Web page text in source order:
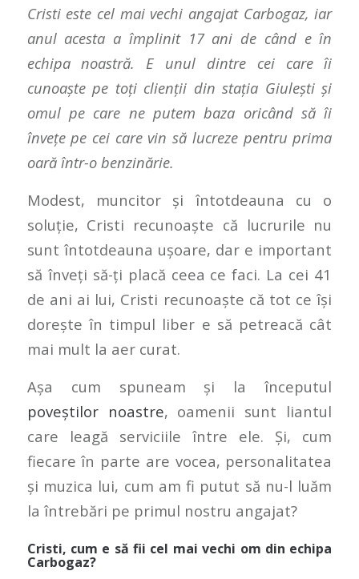
Cristi este cel mai vechi angajat Carbogaz, iar
anul acesta a împlinit 17 ani de când e în
echipa noastră. E unul dintre cei care îi
cunoaște pe toți clienții din stația Giulești și
omul pe care ne putem baza oricând să îi
învețe pe cei care vin să lucreze pentru prima
oară într-o benzinărie.
Modest, muncitor și întotdeauna cu o
soluție, Cristi recunoaște că lucrurile nu
sunt întotdeauna ușoare, dar e important
să înveți să-ți placă ceea ce faci. La cei 41
de ani ai lui, Cristi recunoaște că tot ce își
dorește în timpul liber e să petreacă cât
mai mult la aer curat.
Așa cum spuneam și la începutul
poveștilor noastre, oamenii sunt liantul
care leagă serviciile între ele. Și, cum
fiecare în parte are vocea, personalitatea
și muzica lui, cum am fi putut să nu-l luăm
la întrebări pe primul nostru angajat?
Cristi, cum e să fii cel mai vechi om din echipa
Carbogaz?